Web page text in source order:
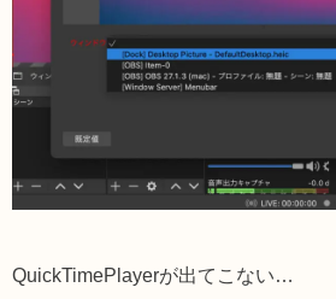
QuickTimePlayerが出てこない…